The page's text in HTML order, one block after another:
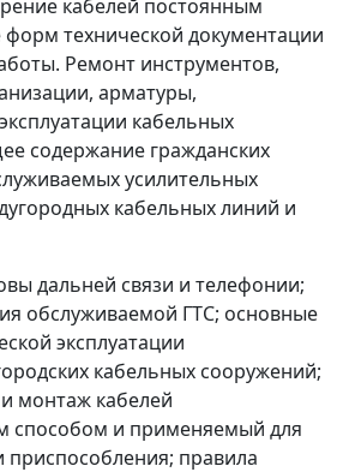
кабелей постоянным
технической документации
Ремонт инструментов,
арматуры,
кабельных
содержание гражданских
усилительных
кабельных линий и
дальней связи и телефонии;
обслуживаемой ГТС; основные
эксплуатации
кабельных сооружений;
монтаж кабелей
способом и применяемый для
приспособления; правила